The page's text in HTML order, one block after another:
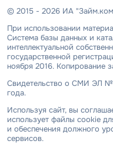
© 2015 - 2026 ИА
При использовании
Система базы данных и
интеллектуальной
государственной
ноября 2016. Копирование
Свидетельство о СМИ ЭЛ №
года.
Используя сайт, вы
использует файлы cookie
и обеспечения должного
сервисов.